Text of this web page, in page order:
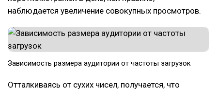
наблюдается увеличение совокупных просмотров.
Зависимость размера аудитории от частоты загрузок
Отталкиваясь от сухих чисел, получается, что